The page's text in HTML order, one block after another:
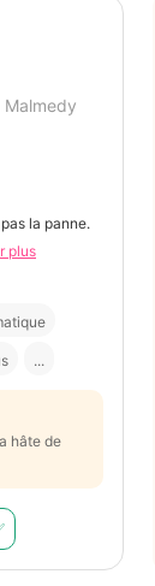
Malmedy
la panne.
plus
...
hâte de